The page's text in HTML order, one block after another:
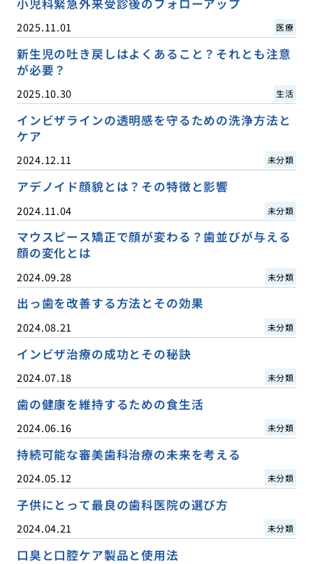
小児科緊急外来受診後のフォローアップ
2025.11.01 医療
新生児の吐き戻しはよくあること？それとも注意
が必要？
2025.10.30 生活
インビザラインの透明感を守るための洗浄方法と
ケア
2024.12.11 未分類
アデノイド顔貌とは？その特徴と影響
2024.11.04 未分類
マウスピース矯正で顔が変わる？歯並びが与える
顔の変化とは
2024.09.28 未分類
出っ歯を改善する方法とその効果
2024.08.21 未分類
インビザ治療の成功とその秘訣
2024.07.18 未分類
歯の健康を維持するための食生活
2024.06.16 未分類
持続可能な審美歯科治療の未来を考える
2024.05.12 未分類
子供にとって最良の歯科医院の選び方
2024.04.21 未分類
口臭と口腔ケア製品と使用法